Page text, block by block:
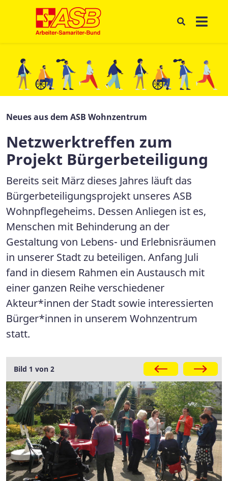
Neues aus dem ASB Wohnzentrum
Netzwerktreffen zum
Projekt Bürgerbeteiligung
Bereits seit März dieses Jahres läuft das
Bürgerbeteiligungsprojekt unseres ASB
Wohnpflegeheims. Dessen Anliegen ist es,
Menschen mit Behinderung an der
Gestaltung von Lebens- und Erlebnisräumen
in unserer Stadt zu beteiligen. Anfang Juli
fand in diesem Rahmen ein Austausch mit
einer ganzen Reihe verschiedener
Akteur*innen der Stadt sowie interessierten
Bürger*innen in unserem Wohnzentrum
statt.
Galerie
Bild 1 von 2